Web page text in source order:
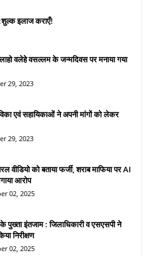
इलाज कराएँ!
वलेहे वसल्लम के जन्मदिवस पर मनाया गया
29, 2023
एवं सहायिकाओं ने अपनी मांगों को लेकर
29, 2023
वीडियो को बताया फर्जी, शराब माफिया पर AI
आरोप
02, 2025
पुख्ता इंतजाम : जिलाधिकारी व एसएसपी ने
निरीक्षण
02, 2025